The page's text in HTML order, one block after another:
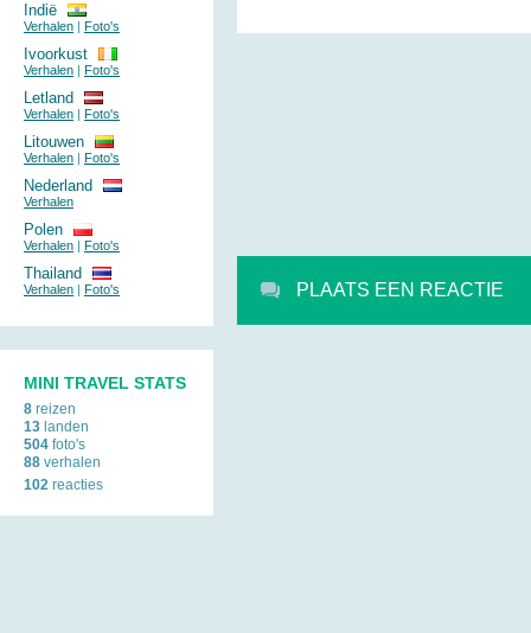
PLAATS EEN REACTIE
Indië
Verhalen | Foto's
Ivoorkust
Verhalen | Foto's
Letland
Verhalen | Foto's
Litouwen
Verhalen | Foto's
Nederland
Verhalen
Polen
Verhalen | Foto's
Thailand
Verhalen | Foto's
MINI TRAVEL STATS
8 reizen
13 landen
504 foto's
88 verhalen
102 reacties